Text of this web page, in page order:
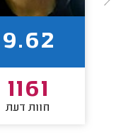
9.62
1161
חוות דעת